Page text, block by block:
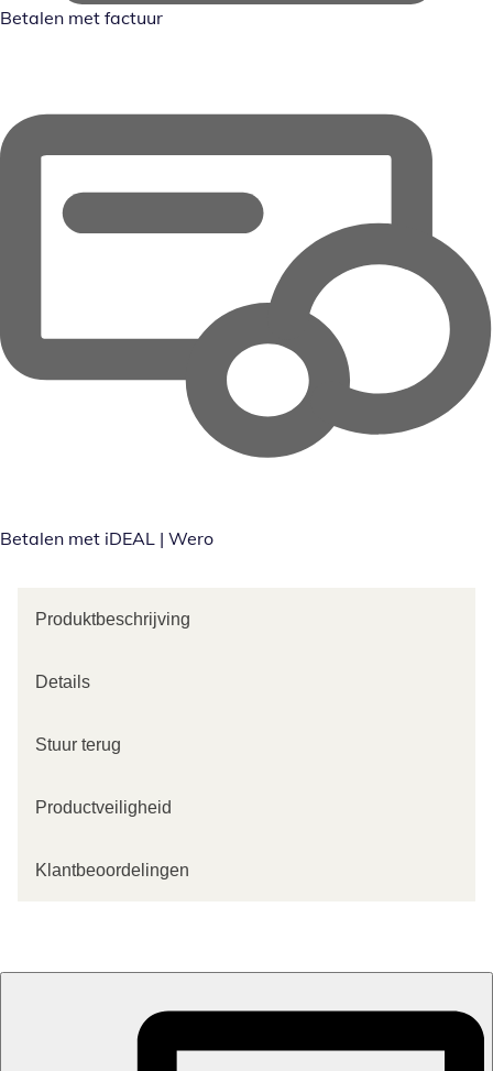
Betalen met factuur
Betalen met iDEAL | Wero
Produktbeschrijving
Details
Stuur terug
Productveiligheid
Klantbeoordelingen